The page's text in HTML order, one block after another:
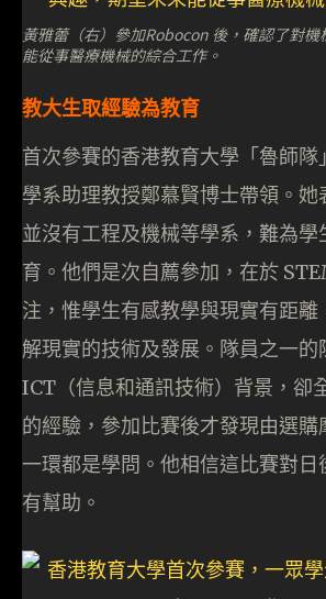
黃雅蕾（右）參加Robocon 後，確認了對
能從事醫療機械的綜合工作。
教大生取經驗為教育
首次參賽的香港教育大學「魯師隊
學系助理教授鄭慕賢博士帶領。她
並沒有工程及機械等學系，難為學
育。他們是次自薦參加，在於
注，惟學生有感教學與現實有距離
解現實的技術及發展。隊員之一的
ICT（信息和通訊技術）背景，卻
的經驗，參加比賽後才發現由選
一環都是學問。他相信這比賽對日
有幫助。